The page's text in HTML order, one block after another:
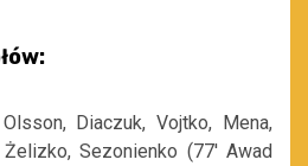
Diaczuk, Vojtko, Mena,
Żelizko, Sezonienko (77′ Awad